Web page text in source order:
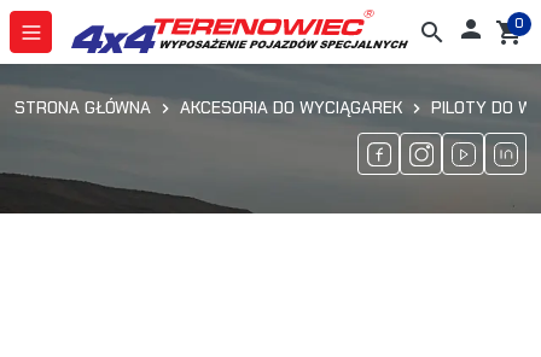
search  shopping_cart
0
STRONA GŁÓWNA AKCESORIA DO WYCIĄGAREK PILOTY DO